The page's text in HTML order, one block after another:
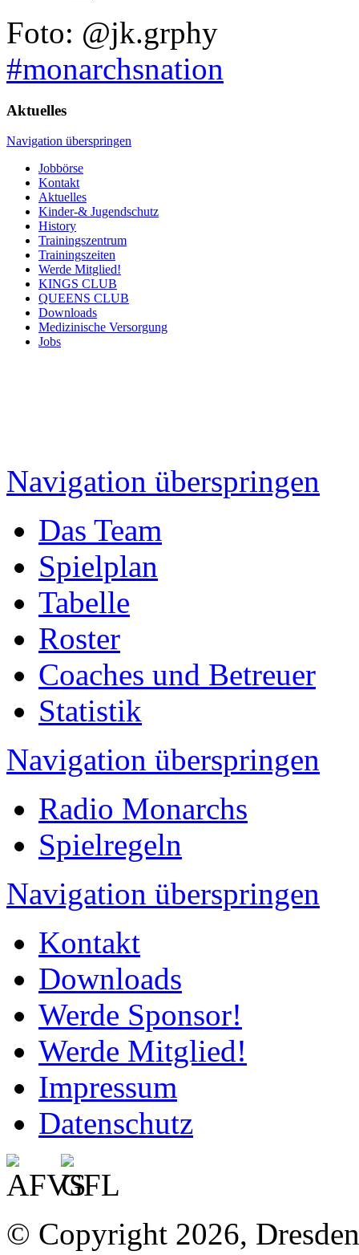
Foto: @jk.grphy
#monarchsnation
Aktuelles
Navigation überspringen
Jobbörse
Kontakt
Aktuelles
Kinder-& Jugendschutz
History
Trainingszentrum
Trainingszeiten
Werde Mitglied!
KINGS CLUB
QUEENS CLUB
Downloads
Medizinische Versorgung
Jobs
Navigation überspringen
Das Team
Spielplan
Tabelle
Roster
Coaches und Betreuer
Statistik
Navigation überspringen
Radio Monarchs
Spielregeln
Navigation überspringen
Kontakt
Downloads
Werde Sponsor!
Werde Mitglied!
Impressum
Datenschutz
© Copyright 2026,